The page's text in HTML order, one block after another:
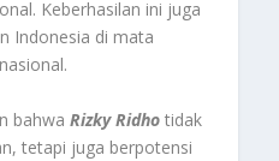
Keberhasilan ini juga
Indonesia di mata
bahwaRizky Ridho tidak
tetapi juga berpotensi